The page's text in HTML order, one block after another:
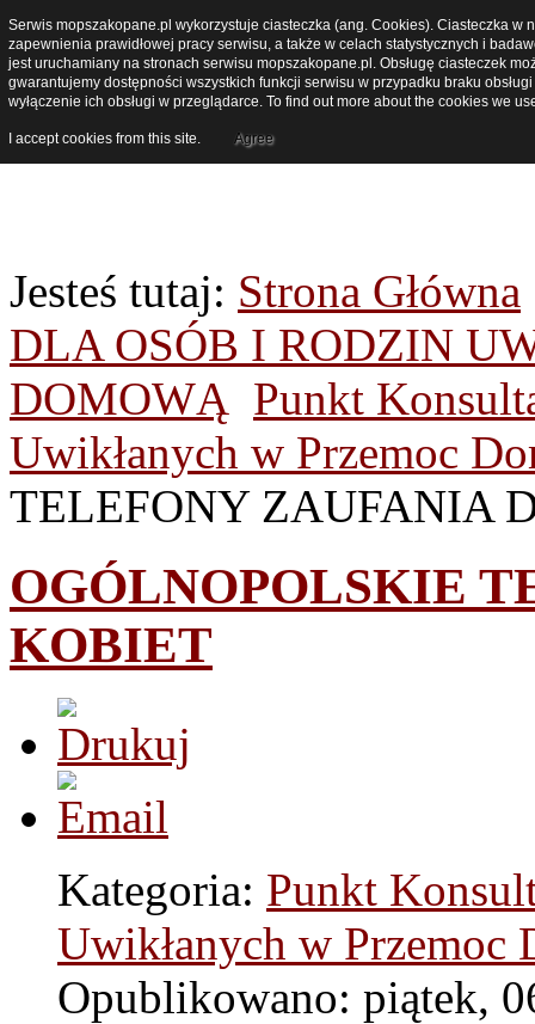
czwartek, sierpień 06, 2026
tel. 18
Jesteś tutaj: Strona Główna
DLA OSÓB I RODZIN
DOMOWĄ Punkt
Uwikłanych w Przemoc
TELEFONY ZAUFANIA
OGÓLNOPOLSKIE
KOBIET
Kategoria: Punkt
Uwikłanych w Przemoc
Opublikowano: piątek,
Serwis mopszakopane.pl wykorzystuje ciasteczka (ang. Cookies). Ciasteczka
zapewnienia prawidłowej pracy serwisu, a także w celach statystycznych i
jest uruchamiany na stronach serwisu mopszakopane.pl. Obsługę ciasteczek
gwarantujemy dostępności wszystkich funkcji serwisu w przypadku braku
wyłączenie ich obsługi w przeglądarce. To find out more about the cookies we
I accept cookies from this site. Agree